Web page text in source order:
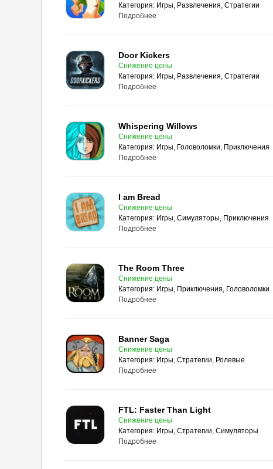
Категория: Игры, Развлечения, Стратегии
Подробнее
Door Kickers
Снижение цены
Категория: Игры, Развлечения, Стратегии
Подробнее
Whispering Willows
Снижение цены
Категория: Игры, Головоломки, Приключения
Подробнее
I am Bread
Снижение цены
Категория: Игры, Симуляторы, Приключения
Подробнее
The Room Three
Снижение цены
Категория: Игры, Приключения, Головоломки
Подробнее
Banner Saga
Снижение цены
Категория: Игры, Стратегии, Ролевые
Подробнее
FTL: Faster Than Light
Снижение цены
Категория: Игры, Стратегии, Симуляторы
Подробнее